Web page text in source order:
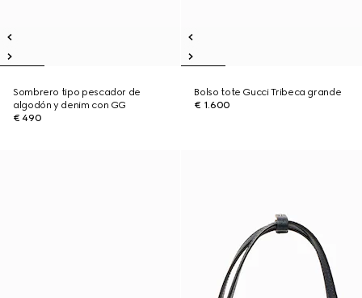
Sombrero tipo pescador de
algodón y denim con GG
€ 490
Bolso tote Gucci Tribeca grande
€ 1.600